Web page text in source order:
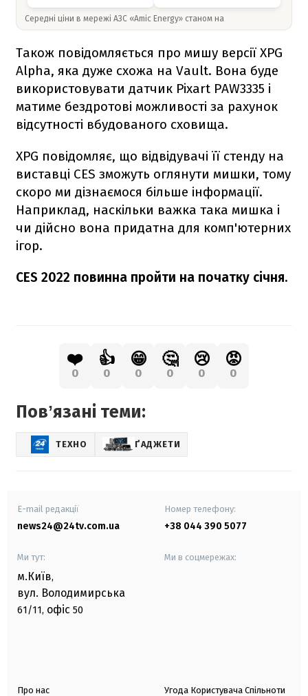
Середні ціни в мережі АЗС «Amic Energy» станом на
Також повідомляється про мишу версії XPG
Alpha, яка дуже схожа на Vault. Вона буде
використовувати датчик Pixart PAW3335 і
матиме бездротові можливості за рахунок
відсутності вбудованого сховища.
XPG повідомляє, що відвідувачі її стенду на
виставці CES зможуть оглянути мишки, тому
скоро ми дізнаємося більше інформації.
Наприклад, наскільки важка така мишка і
чи дійсно вона придатна для комп'ютерних
ігор.
CES 2022 повинна пройти на початку січня.
❤️
0
👍
0
😁
0
🤔
0
😢
0
😡
0
Повʼязані теми:
ТЕХНО ҐАДЖЕТИ
E-mail редакції
news24@24tv.com.ua
Номер телефону:
+38 044 390 5077
Ми тут:
м.Київ,
вул. Володимирська
61/11, офіс 50
Ми в соцмережах:
Про нас Угода Користувача Спільноти